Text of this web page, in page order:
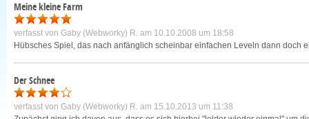
Meine kleine Farm
verfasst von Gaby (Webworky) R. am 10.10.2008 um 18:58
Hübsches Spiel, das nach anfänglich scheinbar einfachen Leveln dann
Der Schnee
verfasst von Gaby (Webworky) R. am 15.10.2013 um 11:38